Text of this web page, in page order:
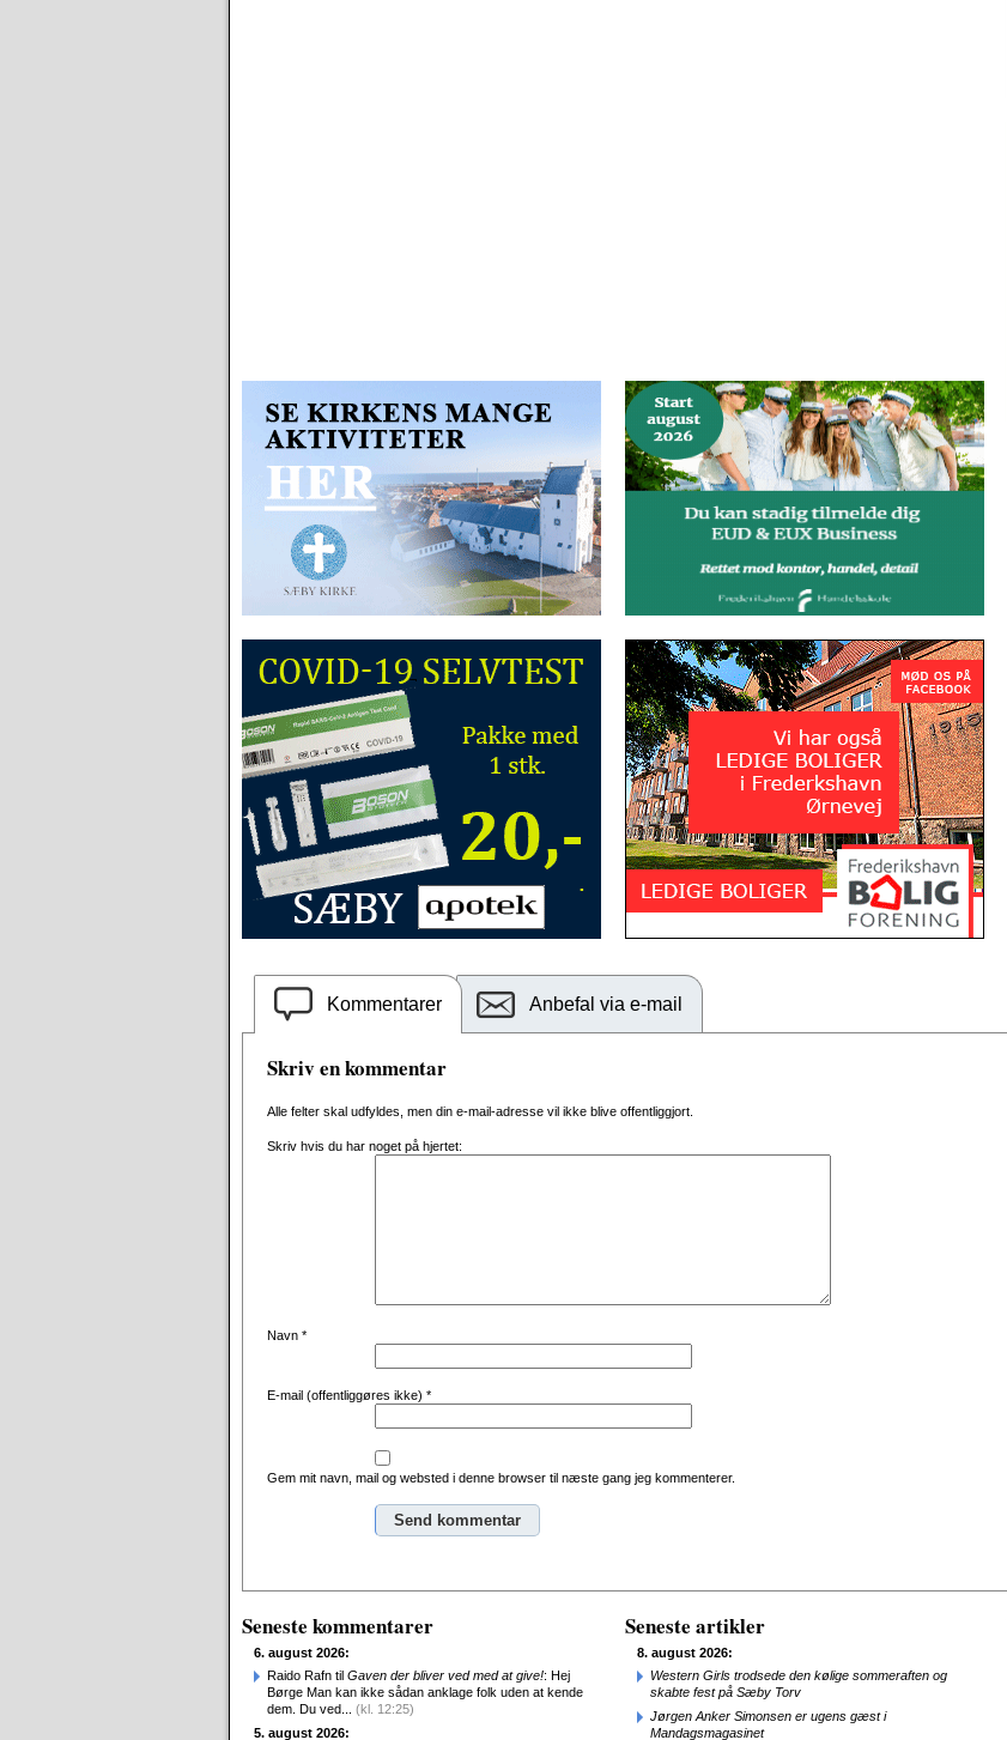
Kommentarer Anbefal via e-mail
Skriv en kommentar
Alle felter skal udfyldes, men din e-mail-adresse vil ikke blive offentliggjort.
Skriv hvis du har noget på hjertet:
Navn *
E-mail (offentliggøres ikke) *
Gem mit navn, mail og websted i denne browser til næste gang jeg kommenterer.
Seneste kommentarer
6. august 2026:
Raido Rafn til Gaven der bliver ved med at give!: Hej
Børge Man kan ikke sådan anklage folk uden at kende
dem. Du ved... (kl. 12:25)
5. august 2026:
Seneste artikler
8. august 2026:
Western Girls trodsede den kølige sommeraften og
skabte fest på Sæby Torv
Jørgen Anker Simonsen er ugens gæst i
Mandagsmagasinet